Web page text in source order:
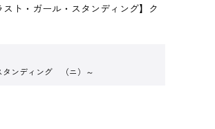
ト・ガール・スタンディング】ク
タンディング （ニ）～